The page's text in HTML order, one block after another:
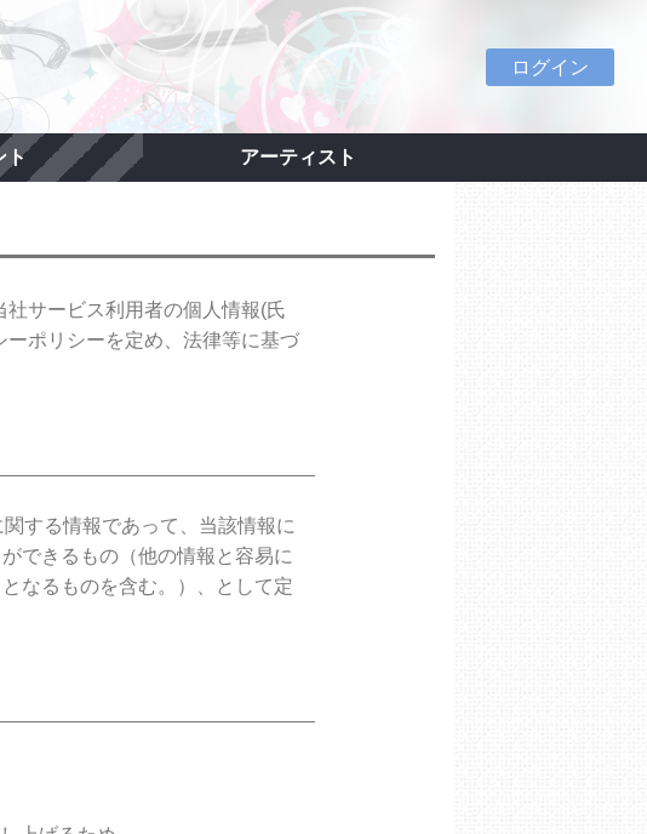
ログイン
ト アーティスト
社サービス利用者の個人情報(氏
ポリシーを定め、法律等に基づ
する情報であって、当該情報に
できるもの（他の情報と容易に
なるものを含む。）、として定